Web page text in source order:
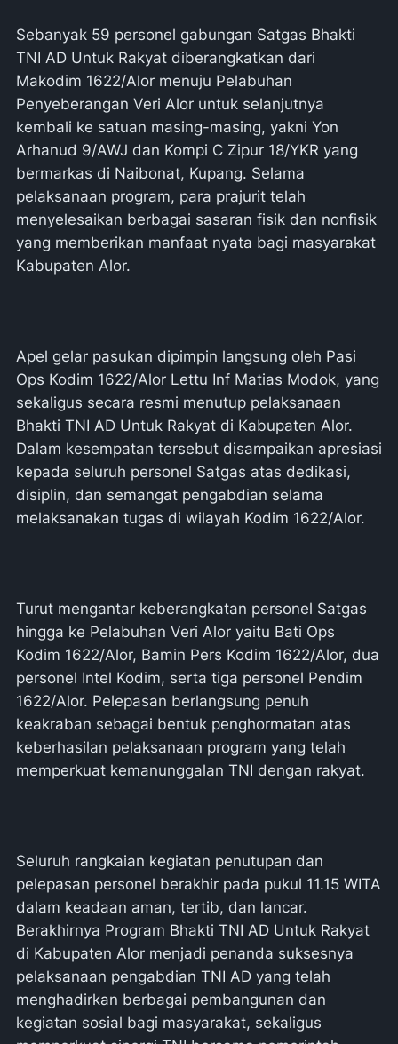
Sebanyak 59 personel gabungan Satgas Bhakti
TNI AD Untuk Rakyat diberangkatkan dari
Makodim 1622/Alor menuju Pelabuhan
Penyeberangan Veri Alor untuk selanjutnya
kembali ke satuan masing-masing, yakni Yon
Arhanud 9/AWJ dan Kompi C Zipur 18/YKR yang
bermarkas di Naibonat, Kupang. Selama
pelaksanaan program, para prajurit telah
menyelesaikan berbagai sasaran fisik dan nonfisik
yang memberikan manfaat nyata bagi masyarakat
Kabupaten Alor.
Apel gelar pasukan dipimpin langsung oleh Pasi
Ops Kodim 1622/Alor Lettu Inf Matias Modok, yang
sekaligus secara resmi menutup pelaksanaan
Bhakti TNI AD Untuk Rakyat di Kabupaten Alor.
Dalam kesempatan tersebut disampaikan apresiasi
kepada seluruh personel Satgas atas dedikasi,
disiplin, dan semangat pengabdian selama
melaksanakan tugas di wilayah Kodim 1622/Alor.
Turut mengantar keberangkatan personel Satgas
hingga ke Pelabuhan Veri Alor yaitu Bati Ops
Kodim 1622/Alor, Bamin Pers Kodim 1622/Alor, dua
personel Intel Kodim, serta tiga personel Pendim
1622/Alor. Pelepasan berlangsung penuh
keakraban sebagai bentuk penghormatan atas
keberhasilan pelaksanaan program yang telah
memperkuat kemanunggalan TNI dengan rakyat.
Seluruh rangkaian kegiatan penutupan dan
pelepasan personel berakhir pada pukul 11.15 WITA
dalam keadaan aman, tertib, dan lancar.
Berakhirnya Program Bhakti TNI AD Untuk Rakyat
di Kabupaten Alor menjadi penanda suksesnya
pelaksanaan pengabdian TNI AD yang telah
menghadirkan berbagai pembangunan dan
kegiatan sosial bagi masyarakat, sekaligus